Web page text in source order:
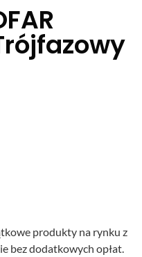
produkty na rynku z
bez dodatkowych opłat.